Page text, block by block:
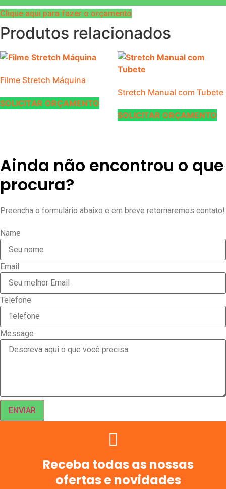
Clique aqui para fazer o orçamento
Produtos relacionados
Filme Stretch Máquina
SOLICITAR ORÇAMENTO
Stretch Manual com Tubete
SOLICITAR ORÇAMENTO
Ainda não encontrou o que
procura?
Preencha o formulário abaixo e em breve retornaremos contato!
Name
Email
Telefone
Message
ENVIAR
Receba todas as nossas
ofertas e novidades